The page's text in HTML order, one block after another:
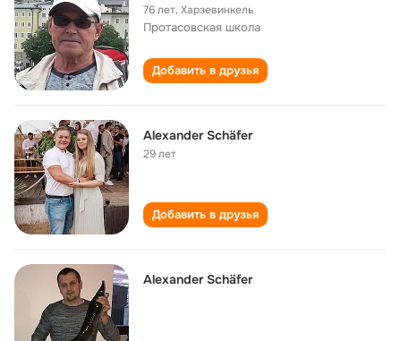
76 лет,Харзевинкель
Протасовская школа
Добавить в друзья
Alexander Schäfer
29 лет
Добавить в друзья
Alexander Schäfer